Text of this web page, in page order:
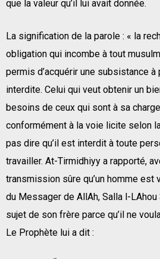
que la valeur qu’il lui avait donnée.
La signification de la parole : « la
obligation qui incombe à tout
permis d’acquérir une subsistance à
interdite. Celui qui veut obtenir un
besoins de ceux qui sont à sa
conformément à la voie licite selon
pas dire qu’il est interdit à toute
travailler. At-Tirmidhiyy a rapporté,
transmission sûre qu’un homme est
du Messager de AllAh, Salla l-
sujet de son frère parce qu’il ne
Le Prophète lui a dit :